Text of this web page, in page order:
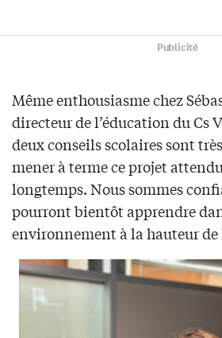
Publicité
Même enthousiasme chez
directeur de l’éducation du Cs
deux conseils scolaires sont
mener à terme ce projet
longtemps. Nous sommes
pourront bientôt apprendre
environnement à la hauteur de